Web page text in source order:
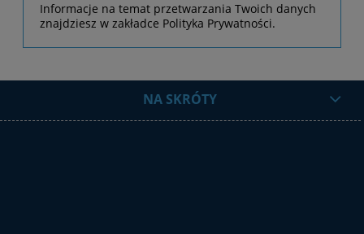
Informacje na temat przetwarzania Twoich danych
znajdziesz w zakładce Polityka Prywatności.
NA SKRÓTY